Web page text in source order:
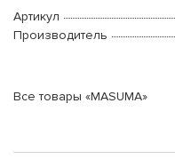
Артикул
Производитель
Все товары «MASUMA»